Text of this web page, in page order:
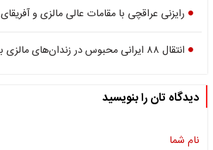
رایزنی عراقچی با مقامات عالی مالزی و
انتقال ۸۸ ایرانی محبوس در زندان‌های مالزی به کشور
دیدگاه تان را بنویسید
نام شما